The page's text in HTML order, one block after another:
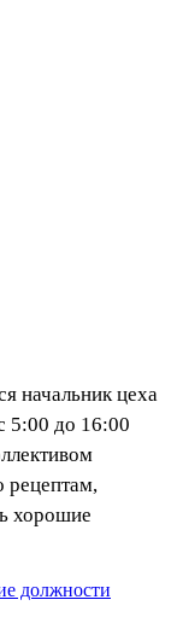
начальник цеха
5:00 до 16:00
рецептам,
хорошие
должности